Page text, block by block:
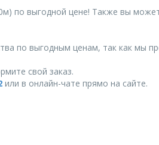
по выгодной цене! Также вы
по выгодным ценам, так как мы
свой заказ.
или в онлайн-чате прямо на сайте.